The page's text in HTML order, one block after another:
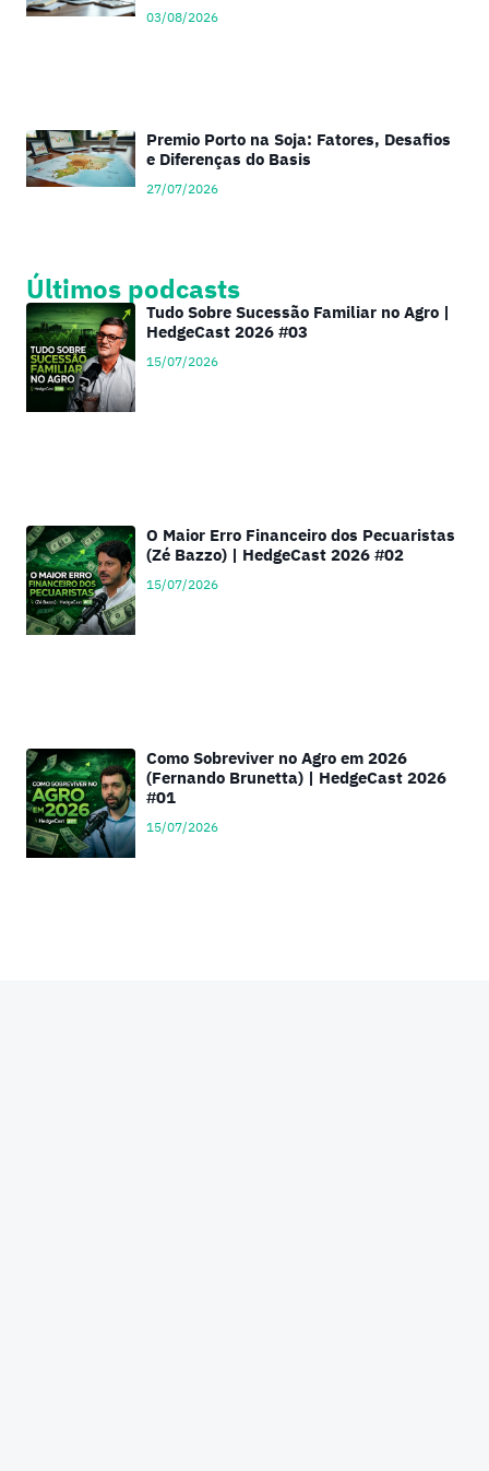
03/08/2026
Premio Porto na Soja: Fatores, Desafios
e Diferenças do Basis
27/07/2026
Últimos podcasts
Tudo Sobre Sucessão Familiar no Agro |
HedgeCast 2026 #03
15/07/2026
O Maior Erro Financeiro dos Pecuaristas
(Zé Bazzo) | HedgeCast 2026 #02
15/07/2026
Como Sobreviver no Agro em 2026
(Fernando Brunetta) | HedgeCast 2026
#01
15/07/2026